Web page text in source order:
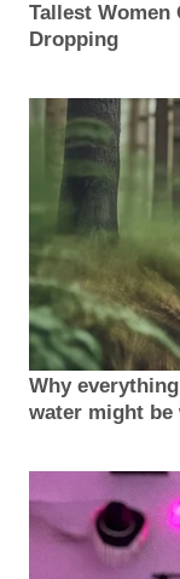
Tallest
Dropping
Why
water might be